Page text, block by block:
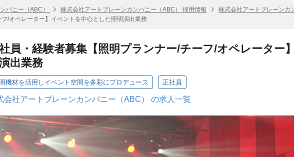
パニー（ABC） 株式会社アートブレーンカンパニー（ABC） 採用情報 株式会社アートブレーンカ
/オペレーター】イベントを中心とした照明演出業務
員・経験者募集【照明プランナー/チーフ/オペレーター
出業務
機材を活用しイベント空間を多彩にプロデュース 正社員
会社アートブレーンカンパニー（ABC） の求人一覧